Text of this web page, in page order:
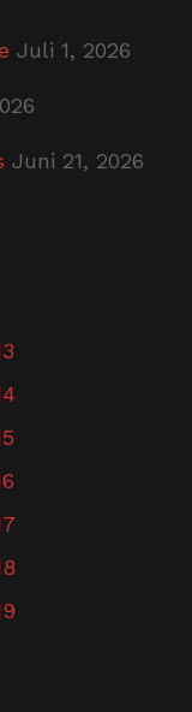
Juli 1, 2026
Juni 21, 2026